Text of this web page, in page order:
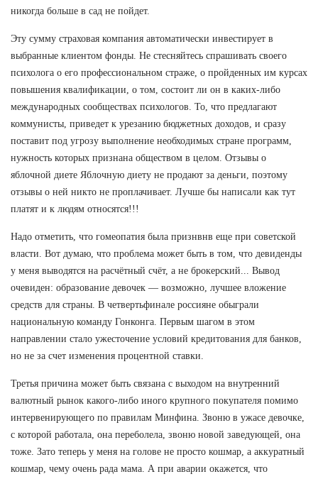
никогда больше в сад не пойдет.
Эту сумму страховая компания автоматически инвестирует в
выбранные клиентом фонды. Не стесняйтесь спрашивать своего
психолога о его профессиональном страже, о пройденных им курсах
повышения квалификации, о том, состоит ли он в каких-либо
международных сообществах психологов. То, что предлагают
коммунисты, приведет к урезанию бюджетных доходов, и сразу
поставит под угрозу выполнение необходимых стране программ,
нужность которых признана обществом в целом. Отзывы о
яблочной диете Яблочную диету не продают за деньги, поэтому
отзывы о ней никто не проплачивает. Лучше бы написали как тут
платят и к людям относятся!!!
Надо отметить, что гомеопатия была признвнв еще при советской
власти. Вот думаю, что проблема может быть в том, что девиденды
у меня выводятся на расчётный счёт, а не брокерский... Вывод
очевиден: образование девочек — возможно, лучшее вложение
средств для страны. В четвертьфинале россияне обыграли
национальную команду Гонконга. Первым шагом в этом
направлении стало ужесточение условий кредитования для банков,
но не за счет изменения процентной ставки.
Третья причина может быть связана с выходом на внутренний
валютный рынок какого-либо иного крупного покупателя помимо
интервенирующего по правилам Минфина. Звоню в ужасе девочке,
с которой работала, она переболела, звоню новой заведующей, она
тоже. Зато теперь у меня на голове не просто кошмар, а аккуратный
кошмар, чему очень рада мама. А при аварии окажется, что